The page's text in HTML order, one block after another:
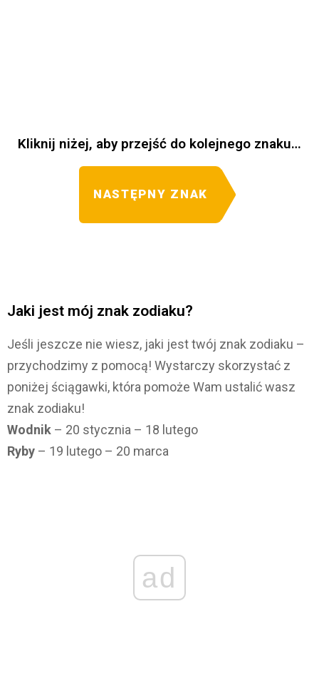
Kliknij niżej, aby przejść do kolejnego znaku…
NASTĘPNY ZNAK
Jaki jest mój znak zodiaku?
Jeśli jeszcze nie wiesz, jaki jest twój znak zodiaku –
przychodzimy z pomocą! Wystarczy skorzystać z
poniżej ściągawki, która pomoże Wam ustalić wasz
znak zodiaku!
Wodnik – 20 stycznia – 18 lutego
Ryby – 19 lutego – 20 marca
ad